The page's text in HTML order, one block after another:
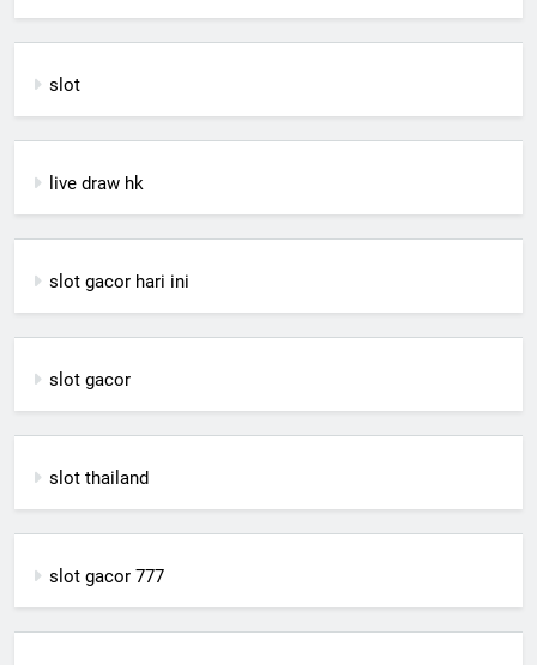
slot
live draw hk
slot gacor hari ini
slot gacor
slot thailand
slot gacor 777